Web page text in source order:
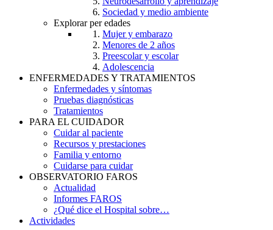
Sociedad y medio ambiente
Explorar per edades
Mujer y embarazo
Menores de 2 años
Preescolar y escolar
Adolescencia
ENFERMEDADES Y TRATAMIENTOS
Enfermedades y síntomas
Pruebas diagnósticas
Tratamientos
PARA EL CUIDADOR
Cuidar al paciente
Recursos y prestaciones
Familia y entorno
Cuidarse para cuidar
OBSERVATORIO FAROS
Actualidad
Informes FAROS
¿Qué dice el Hospital sobre…
Actividades